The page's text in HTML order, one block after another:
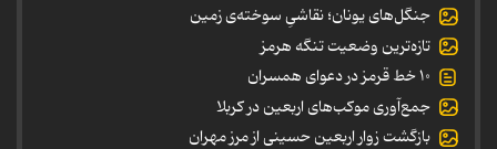
جنگل‌های یونان؛ نقاشیِ سوخته‌ی زمین
تازه‌ترین وضعیت تنگه هرمز
۱۰ خط قرمز در دعوای همسران
جمع‌آوری موکب‌های اربعین در کربلا
بازگشت زوار اربعین حسینی از مرز مهران